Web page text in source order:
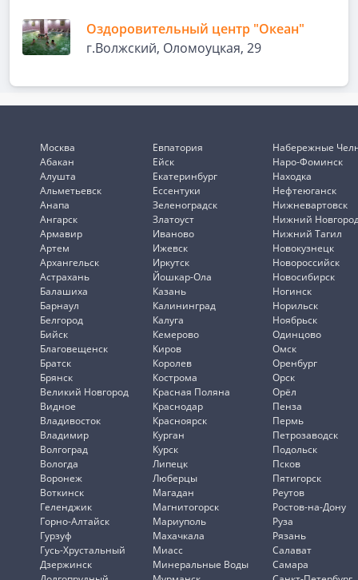
Оздоровительный центр "Океан"
г.Волжский, Оломоуцкая, 29
Москва
Абакан
Алушта
Альметьевск
Анапа
Ангарск
Армавир
Артем
Архангельск
Астрахань
Балашиха
Барнаул
Белгород
Бийск
Благовещенск
Братск
Брянск
Великий Новгород
Видное
Владивосток
Владимир
Волгоград
Вологда
Воронеж
Воткинск
Геленджик
Горно-Алтайск
Гурзуф
Гусь-Хрустальный
Дзержинск
Евпатория
Ейск
Екатеринбург
Ессентуки
Зеленоградск
Златоуст
Иваново
Ижевск
Иркутск
Йошкар-Ола
Казань
Калининград
Калуга
Кемерово
Киров
Королев
Кострома
Красная Поляна
Краснодар
Красноярск
Курган
Курск
Липецк
Люберцы
Магадан
Магнитогорск
Мариуполь
Махачкала
Миасс
Минеральные Воды
Набережные
Наро-Фоминск
Находка
Нефтеюганск
Нижневартовск
Нижний
Нижний Тагил
Новокузнецк
Новороссийск
Новосибирск
Ногинск
Норильск
Ноябрьск
Одинцово
Омск
Оренбург
Орск
Орёл
Пенза
Пермь
Петрозаводск
Подольск
Псков
Пятигорск
Реутов
Ростов-на-Дону
Руза
Рязань
Салават
Самара